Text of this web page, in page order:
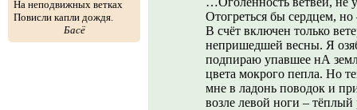
На неподвижных ветках
Повисли капли дождя.
Басё
Отогреться бы сердцем, но
В счёт включен только
непришедшей весны. Я
подпираю упавшее нА
цвета мокрого пепла. Но
мне в ладонь поводок и
возле левой ноги –